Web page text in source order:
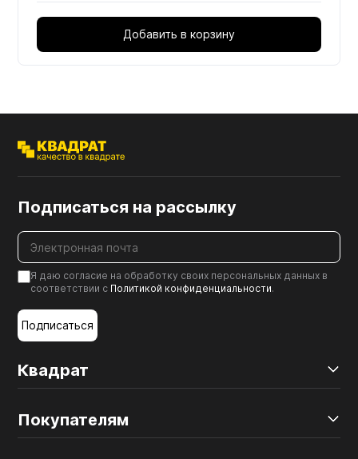
Добавить в корзину
Квадрат
Покупателям
Подписаться на рассылку
Я даю согласие на обработку своих персональных данных в
соответствии с Политикой конфиденциальности.
Подписаться